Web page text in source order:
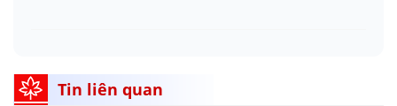
Tin liên quan